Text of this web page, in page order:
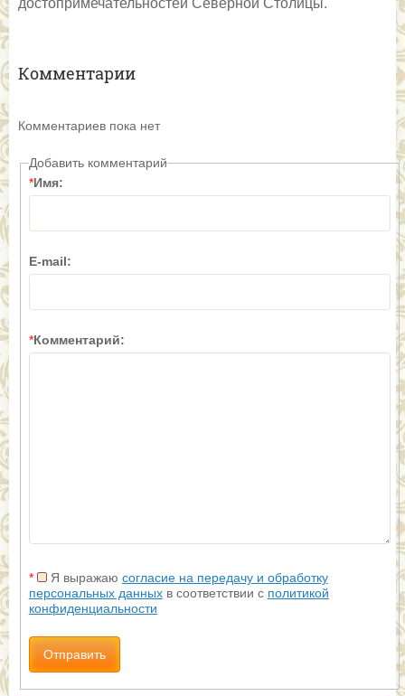
достопримечательностей Северной Столицы.
Комментарии
Комментариев пока нет
Добавить комментарий
*Имя:
E-mail:
*Комментарий:
* Я выражаю согласие на передачу и обработку
персональных данныхв соответствии с политикой
конфиденциальности